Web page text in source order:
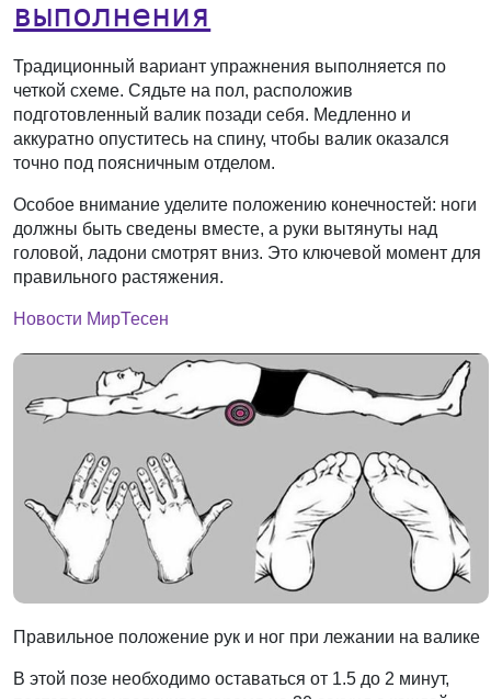
выполнения
Традиционный вариант упражнения выполняется по
четкой схеме. Сядьте на пол, расположив
подготовленный валик позади себя. Медленно и
аккуратно опуститесь на спину, чтобы валик оказался
точно под поясничным отделом.
Особое внимание уделите положению конечностей: ноги
должны быть сведены вместе, а руки вытянуты над
головой, ладони смотрят вниз. Это ключевой момент для
правильного растяжения.
Новости МирТесен
Правильное положение рук и ног при лежании на валике
В этой позе необходимо оставаться от 1.5 до 2 минут,